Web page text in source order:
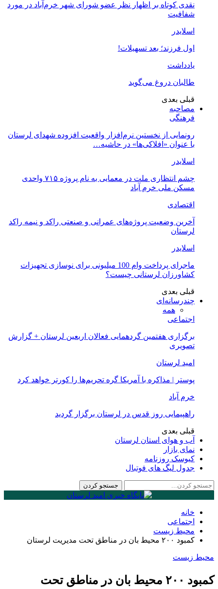
نقدی کوتاه بر اظهار نظر عضو شورای شهر خرم‌آباد در مورد
شفافیت
اسلایدر
اول فرزند؛ بعد تسهیلات!
یادداشت
طالبان دروغ می‌گوید
قبلی بعدی
مصاحبه
فرهنگی
رونمایی از نخستین نرم‌افزار واقعیت افزوده شهدای لرستان
با عنوان «افلاکی‌ها» در حاشیه…
اسلایدر
چشم انتظاری ملت در معمایی به نام پروژه ۷۱۵ واحدی
مسکن ملی خرم آباد
اقتصادی
آخرین وضعیت پروژه‌های عمرانی و صنعتی راکد و نیمه راکد
لرستان
اسلایدر
ماجرای پرداخت وام 100 میلیونی برای نوسازی تجهیزات
کشاورزان لرستانی چیست؟
قبلی بعدی
چندرسانه‌ای
همه
اجتماعی
برگزاری هفتمین گردهمایی فعالان اربعین لرستان + گزارش
تصویری
امید لرستان
پوستر | مذاکره با آمریکا گره تحریم‌ها را کورتر خواهد کرد
خرم آباد
راهپیمایی روز قدس در لرستان برگزار گردید
قبلی بعدی
آب و هوای استان لرستان
نمای بازار
کیوسک روزنامه
جدول لیگ های فوتبال
خانه
اجتماعی
محیط زیست
کمبود ۲۰۰ محیط بان در مناطق تحت مدیریت لرستان
محیط زیست
کمبود ۲۰۰ محیط بان در مناطق تحت